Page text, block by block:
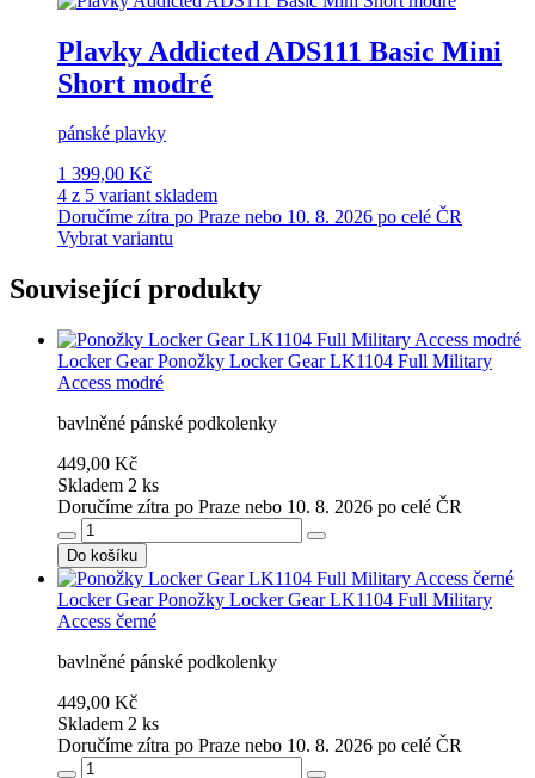
Plavky Addicted ADS111 Basic Mini
Short modré
pánské plavky
1 399,00 Kč
4 z 5 variant skladem
Doručíme zítra po Praze nebo 10. 8. 2026 po celé ČR
Vybrat variantu
Související produkty
Locker Gear Ponožky Locker Gear LK1104 Full Military
Access modré
bavlněné pánské podkolenky
449,00 Kč
Skladem 2 ks
Doručíme zítra po Praze nebo 10. 8. 2026 po celé ČR
Do košíku
Locker Gear Ponožky Locker Gear LK1104 Full Military
Access černé
bavlněné pánské podkolenky
449,00 Kč
Skladem 2 ks
Doručíme zítra po Praze nebo 10. 8. 2026 po celé ČR